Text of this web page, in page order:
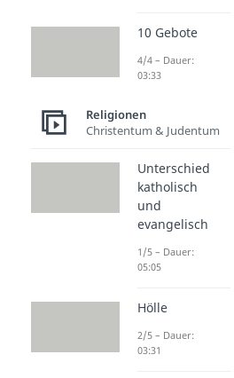
Was ist
zur
(00:13)
Der
viertgrößte
eine
bedeutet, dass
Lehren prüfen
10 Gebote
4/4 – Dauer:
03:33
Religionen
Christentum & Judentum
Unterschied
katholisch
und
evangelisch
1/5 – Dauer:
05:05
Hölle
2/5 – Dauer:
03:31